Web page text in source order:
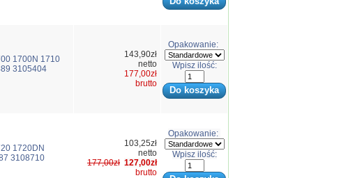
1700N 1710
3105404
143,90zł
netto
177,00zł
brutto
Opakowanie:
Wpisz ilość:
1720DN
3108710
103,25zł
netto
177,00zł 127,00zł
brutto
Opakowanie:
Wpisz ilość: